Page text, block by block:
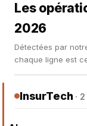
Les
2026
Détectées par
chaque ligne est
InsurTech · 2